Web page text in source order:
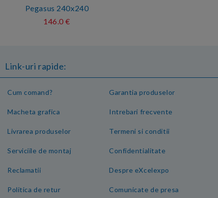
Pegasus 240x240
146.0 €
Link-uri rapide:
Cum comand?
Macheta grafica
Livrarea produselor
Serviciile de montaj
Garantia produselor
Intrebari frecvente
Termeni si conditii
Confidentialitate
Reclamatii
Politica de retur
Despre eXcelexpo
Comunicate de presa